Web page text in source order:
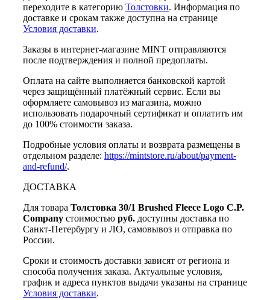
переходите в категорию Толстовки. Информация по
доставке и срокам также доступна на странице
Условия доставки.
Заказы в интернет-магазине MINT отправляются
после подтверждения и полной предоплаты.
Оплата на сайте выполняется банковской картой
через защищённый платёжный сервис. Если вы
оформляете самовывоз из магазина, можно
использовать подарочный сертификат и оплатить им
до 100% стоимости заказа.
Подробные условия оплаты и возврата размещены в
отдельном разделе: https://mintstore.ru/about/payment-
and-refund/.
ДОСТАВКА
Для товара Толстовка 30/1 Brushed Fleece Logo C.P.
Company стоимостью руб. доступны доставка по
Санкт-Петербургу и ЛО, самовывоз и отправка по
России.
Сроки и стоимость доставки зависят от региона и
способа получения заказа. Актуальные условия,
график и адреса пунктов выдачи указаны на странице
Условия доставки.